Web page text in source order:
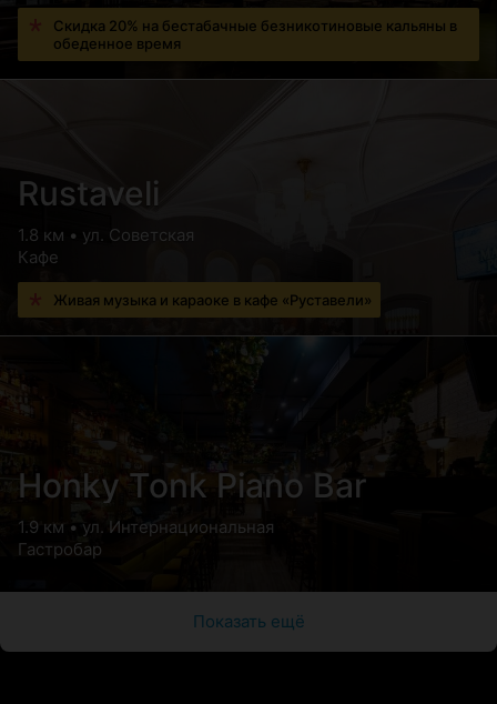
Скидка 20% на бестабачные безникотиновые кальяны в
обеденное время
Rustaveli
1.8 км • ул. Советская
Кафе
Живая музыка и караоке в кафе «Руставели»
Honky Tonk Piano Bar
1.9 км • ул. Интернациональная
Гастробар
Показать ещё